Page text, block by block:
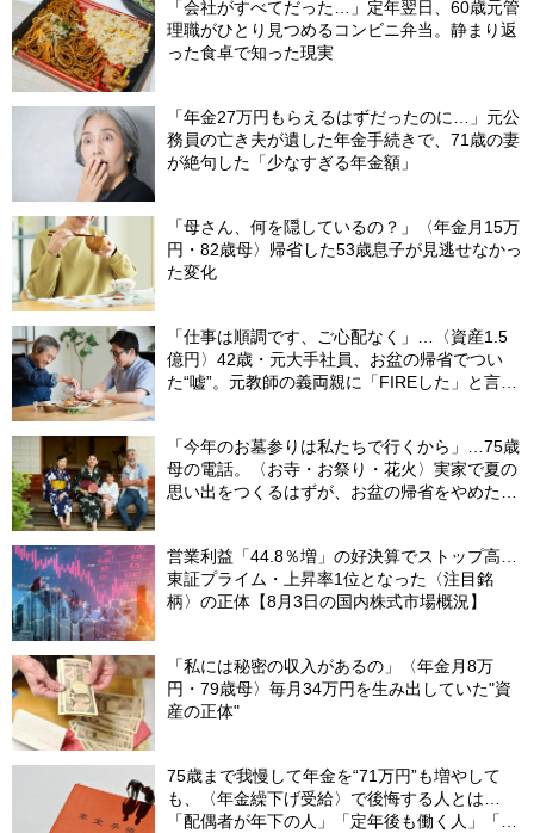
「会社がすべてだった…」定年翌日、60歳元管
理職がひとり見つめるコンビニ弁当。静まり返
った食卓で知った現実
「年金27万円もらえるはずだったのに…」元公
務員の亡き夫が遺した年金手続きで、71歳の妻
が絶句した「少なすぎる年金額」
「母さん、何を隠しているの？」〈年金月15万
円・82歳母〉帰省した53歳息子が見逃せなかっ
た変化
「仕事は順調です、ご心配なく」…〈資産1.5
億円〉42歳・元大手社員、お盆の帰省でつい
た“嘘”。元教師の義両親に「FIREした」と言え
「今年のお墓参りは私たちで行くから」…75歳
母の電話。〈お寺・お祭り・花火〉実家で夏の
思い出をつくるはずが、お盆の帰省をやめた理
営業利益「44.8％増」の好決算でストップ高…
東証プライム・上昇率1位となった〈注目銘
柄〉の正体【8月3日の国内株式市場概況】
「私には秘密の収入があるの」〈年金月8万
円・79歳母〉毎月34万円を生み出していた"資
産の正体"
75歳まで我慢して年金を“71万円”も増やして
も、〈年金繰下げ受給〉で後悔する人とは…
「配偶者が年下の人」「定年後も働く人」「特